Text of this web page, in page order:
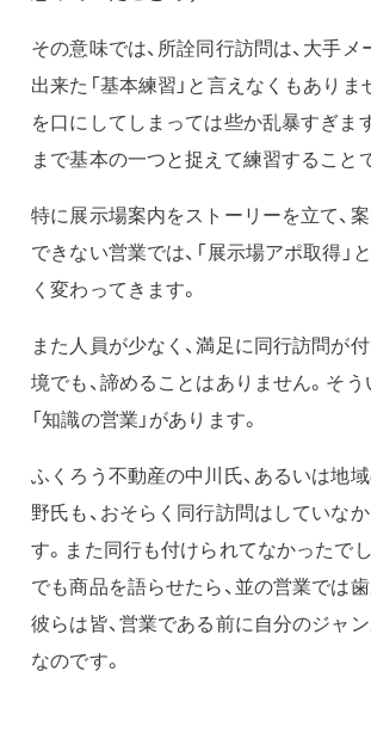
その意味では、所詮同行訪問は、大手
出来た「基本練習」と言えなくもありま
を口にしてしまっては些か乱暴すぎま
まで基本の一つと捉えて練習すること
特に展示場案内をストーリーを立て、案
できない営業では、「展示場アポ取得」
く変わってきます。
また人員が少なく、満足に同行訪問が
境でも、諦めることはありません。そ
「知識の営業」があります。
ふくろう不動産の中川氏、あるいは地
野氏も、おそらく同行訪問はしていな
す。また同行も付けられてなかったでし
でも商品を語らせたら、並の営業では
彼らは皆、営業である前に自分のジャン
なのです。